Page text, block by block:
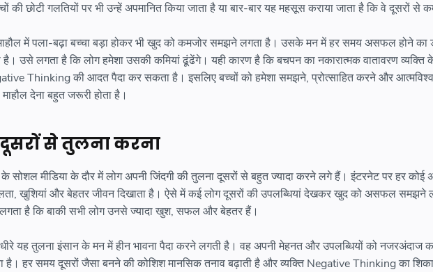
की छोटी गलतियों पर भी उन्हें अपमानित किया जाता है या बार-बार यह महसूस कराया जाता है कि वे दूसरों से
में पला-बढ़ा बच्चा बड़ा होकर भी खुद को कमजोर समझने लगता है। उसके मन में हर समय असफल होने का
है। उसे लगता है कि लोग हमेशा उसकी कमियां ढूंढेंगे। यही कारण है कि बचपन का नकारात्मक वातावरण व्यक्ति
Thinking की आदत पैदा कर सकता है। इसलिए बच्चों को हमेशा समझने, प्रोत्साहित करने और
माहौल देना बहुत जरूरी होता है।
से तुलना करना
सोशल मीडिया के दौर में लोग अपनी जिंदगी की तुलना दूसरों से बहुत ज्यादा करने लगे हैं। इंटरनेट पर हर कोई
खुशियां और बेहतर जीवन दिखाता है। ऐसे में कई लोग दूसरों की उपलब्धियां देखकर खुद को असफल समझने
है कि बाकी सभी लोग उनसे ज्यादा खुश, सफल और बेहतर हैं।
यह तुलना इंसान के मन में हीन भावना पैदा करने लगती है। वह अपनी मेहनत और उपलब्धियों को नजरअंदाज
है। हर समय दूसरों जैसा बनने की कोशिश मानसिक तनाव बढ़ाती है और व्यक्ति Negative Thinking का